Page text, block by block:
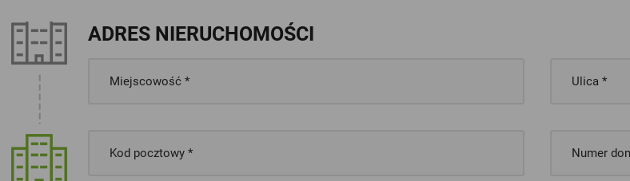
ADRES NIERUCHOMOŚCI